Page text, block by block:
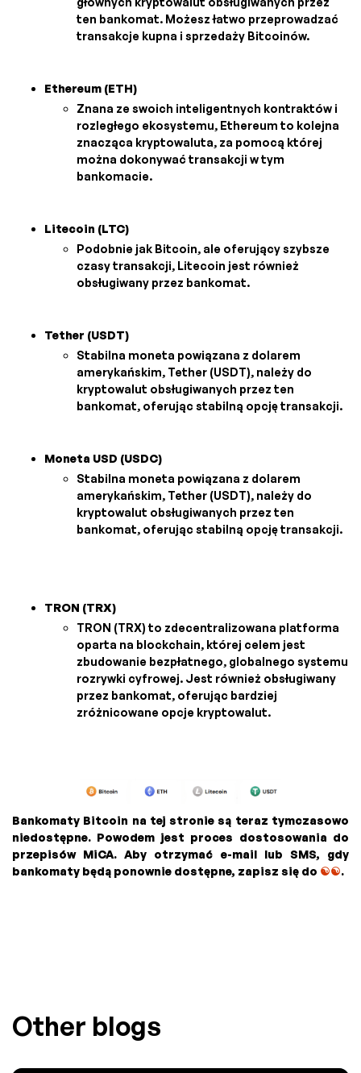
ten bankomat. Możesz łatwo przeprowadzać
transakcje kupna i sprzedaży Bitcoinów.
Ethereum (ETH)
Znana ze swoich inteligentnych kontraktów i
rozległego ekosystemu, Ethereum to kolejna
znacząca kryptowaluta, za pomocą której
można dokonywać transakcji w tym
bankomacie.
Litecoin (LTC)
Podobnie jak Bitcoin, ale oferujący szybsze
czasy transakcji, Litecoin jest również
obsługiwany przez bankomat.
Tether (USDT)
Stabilna moneta powiązana z dolarem
amerykańskim, Tether (USDT), należy do
kryptowalut obsługiwanych przez ten
bankomat, oferując stabilną opcję transakcji.
Moneta USD (USDC)
Stabilna moneta powiązana z dolarem
amerykańskim, Tether (USDT), należy do
kryptowalut obsługiwanych przez ten
bankomat, oferując stabilną opcję transakcji.
TRON (TRX)
TRON (TRX) to zdecentralizowana platforma
oparta na blockchain, której celem jest
zbudowanie bezpłatnego, globalnego systemu
rozrywki cyfrowej. Jest również obsługiwany
przez bankomat, oferując bardziej
zróżnicowane opcje kryptowalut.
Bankomaty Bitcoin na tej stronie są teraz tymczasowo
niedostępne. Powodem jest proces dostosowania do
przepisów MiCA. Aby otrzymać e-mail lub SMS, gdy
bankomaty będą ponownie dostępne, zapisz się do ☯☯.
Other blogs